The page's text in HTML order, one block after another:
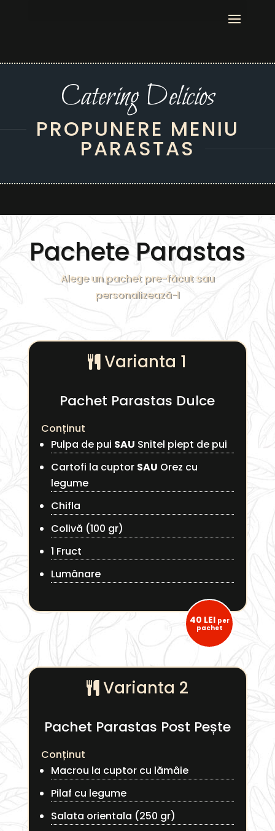
Catering Delicios
PROPUNERE MENIU
PARASTAS
Pachete Parastas
Alege un pachet pre-făcut sau
personalizează-l
Varianta 1
Pachet Parastas Dulce
Conținut
Pulpa de pui SAU Snitel piept de pui
Cartofi la cuptor SAU Orez cu
legume
Chifla
Colivă (100 gr)
1 Fruct
Lumânare
40 LEI per
pachet
Varianta 2
Pachet Parastas Post Pește
Conținut
Macrou la cuptor cu lămâie
Pilaf cu legume
Salata orientala (250 gr)